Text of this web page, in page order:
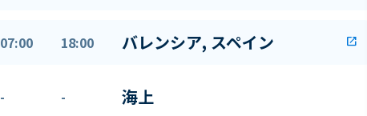
07:00 18:00 バレンシア, スペイン open_in_new
- - 海上